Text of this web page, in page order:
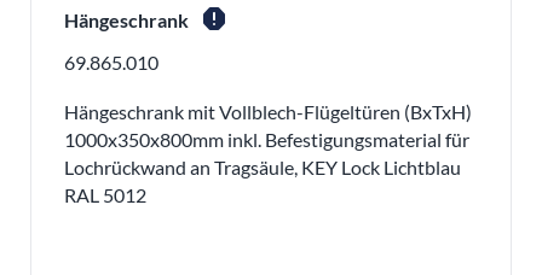
Hängeschrank report
69.865.010
Hängeschrank mit Vollblech-Flügeltüren (BxTxH)
1000x350x800mm inkl. Befestigungsmaterial für
Lochrückwand an Tragsäule, KEY Lock Lichtblau
RAL 5012